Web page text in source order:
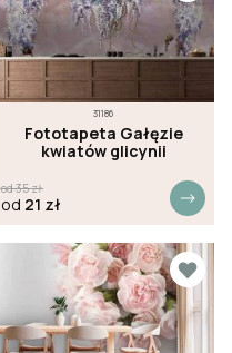
31186
Fototapeta Gałęzie
kwiatów glicynii
od35zł
od 21 zł